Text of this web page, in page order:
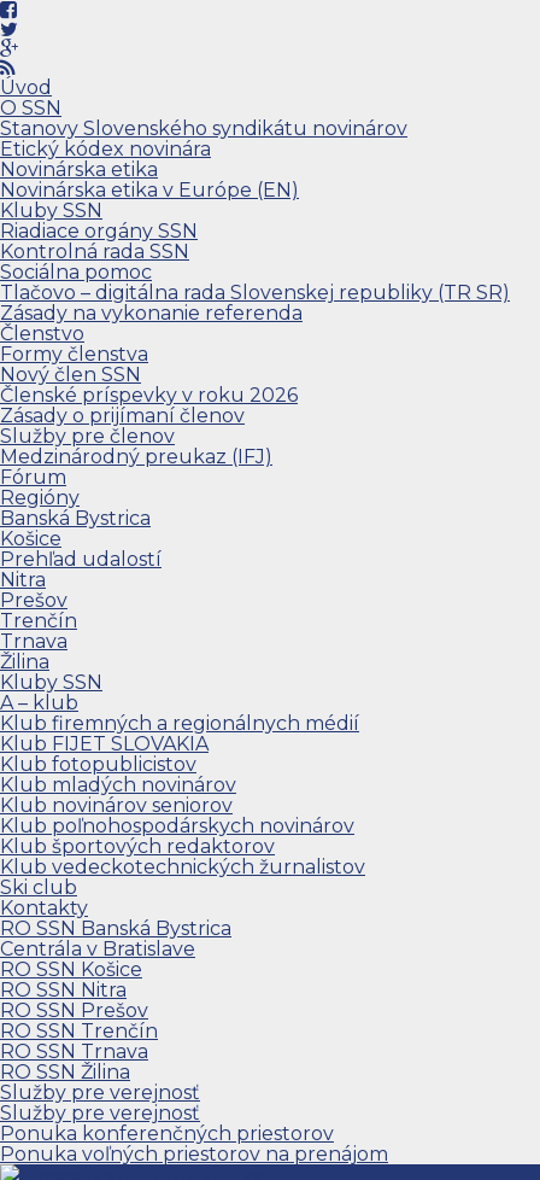
Úvod
O SSN
Stanovy Slovenského syndikátu novinárov
Etický kódex novinára
Novinárska etika
Novinárska etika v Európe (EN)
Kluby SSN
Riadiace orgány SSN
Kontrolná rada SSN
Sociálna pomoc
Tlačovo – digitálna rada Slovenskej republiky (TR SR)
Zásady na vykonanie referenda
Členstvo
Formy členstva
Nový člen SSN
Členské príspevky v roku 2026
Zásady o prijímaní členov
Služby pre členov
Medzinárodný preukaz (IFJ)
Fórum
Regióny
Banská Bystrica
Košice
Prehľad udalostí
Nitra
Prešov
Trenčín
Trnava
Žilina
Kluby SSN
A – klub
Klub firemných a regionálnych médií
Klub FIJET SLOVAKIA
Klub fotopublicistov
Klub mladých novinárov
Klub novinárov seniorov
Klub poľnohospodárskych novinárov
Klub športových redaktorov
Klub vedeckotechnických žurnalistov
Ski club
Kontakty
RO SSN Banská Bystrica
Centrála v Bratislave
RO SSN Košice
RO SSN Nitra
RO SSN Prešov
RO SSN Trenčín
RO SSN Trnava
RO SSN Žilina
Služby pre verejnosť
Služby pre verejnosť
Ponuka konferenčných priestorov
Ponuka voľných priestorov na prenájom